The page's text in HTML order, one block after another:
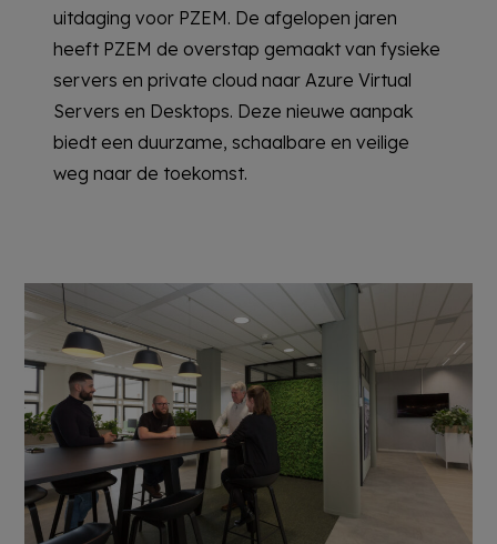
uitdaging voor PZEM. De afgelopen jaren
heeft PZEM de overstap gemaakt van fysieke
servers en private cloud naar Azure Virtual
Servers en Desktops. Deze nieuwe aanpak
biedt een duurzame, schaalbare en veilige
weg naar de toekomst.